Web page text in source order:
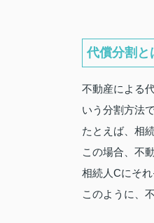
代償分割と
不動産による
いう分割方法で
たとえば、相
この場合、不
相続人Cにそ
このように、